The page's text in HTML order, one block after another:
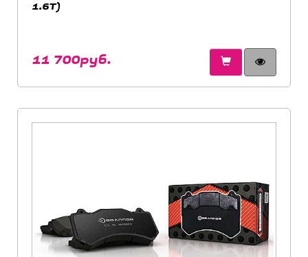
1.6T)
11 700руб.